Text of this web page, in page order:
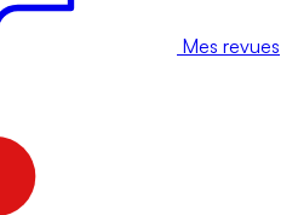
Mes revues